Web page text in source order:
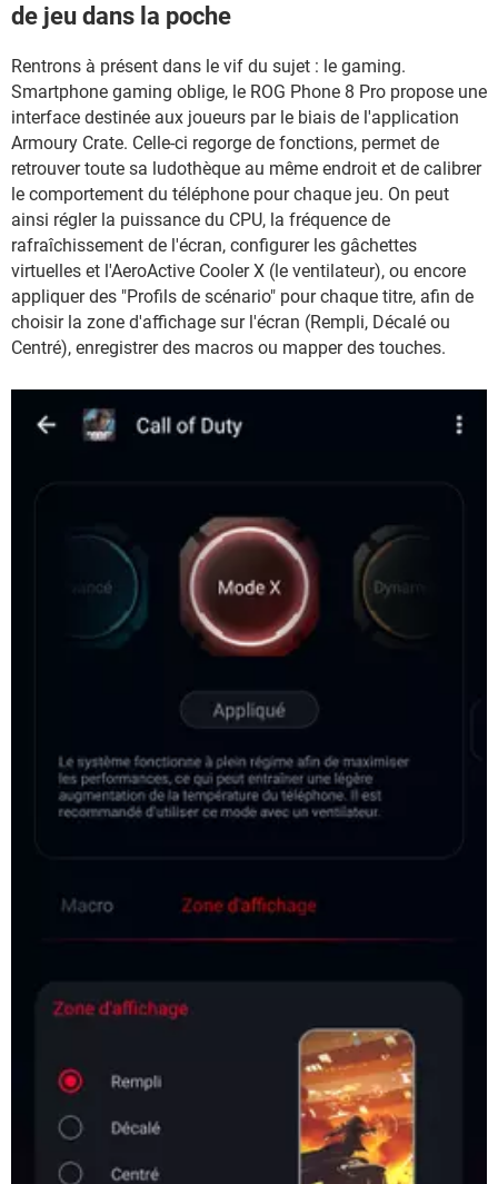
de jeu dans la poche
Rentrons à présent dans le vif du sujet : le gaming.
Smartphone gaming oblige, le ROG Phone 8 Pro propose une
interface destinée aux joueurs par le biais de l'application
Armoury Crate. Celle-ci regorge de fonctions, permet de
retrouver toute sa ludothèque au même endroit et de calibrer
le comportement du téléphone pour chaque jeu. On peut
ainsi régler la puissance du CPU, la fréquence de
rafraîchissement de l'écran, configurer les gâchettes
virtuelles et l'AeroActive Cooler X (le ventilateur), ou encore
appliquer des "Profils de scénario" pour chaque titre, afin de
choisir la zone d'affichage sur l'écran (Rempli, Décalé ou
Centré), enregistrer des macros ou mapper des touches.